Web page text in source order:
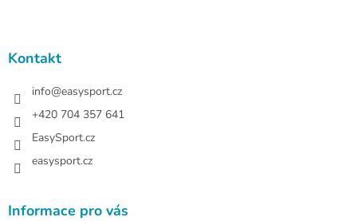
Kontakt
info@easysport.cz
+420 704 357 641
EasySport.cz
easysport.cz
Informace pro vás